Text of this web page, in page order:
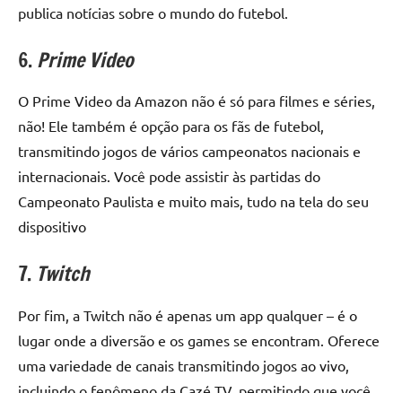
publica notícias sobre o mundo do futebol.
6.Prime Video
O Prime Video da Amazon não é só para filmes e séries,
não! Ele também é opção para os fãs de futebol,
transmitindo jogos de vários campeonatos nacionais e
internacionais. Você pode assistir às partidas do
Campeonato Paulista e muito mais, tudo na tela do seu
dispositivo
7. Twitch
Por fim, a Twitch não é apenas um app qualquer – é o
lugar onde a diversão e os games se encontram. Oferece
uma variedade de canais transmitindo jogos ao vivo,